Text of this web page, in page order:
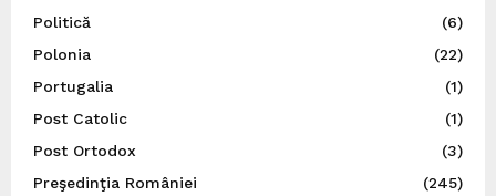
Politică
(6)
Polonia
(22)
Portugalia
(1)
Post Catolic
(1)
Post Ortodox
(3)
Preşedinţia României
(245)